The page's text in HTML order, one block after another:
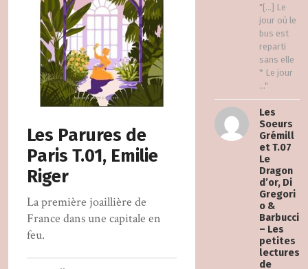
"[…] Le
jour où le
bus est
reparti
sans elle
* Le jour
..."
Les
Soeurs
Grémill
et T.07
Le
Dragon
d’or, Di
Gregori
o &
Barbucci
– Les
petites
lectures
de
Les Parures de
Paris T.01, Emilie
Riger
La première joaillière de
France dans une capitale en
feu.